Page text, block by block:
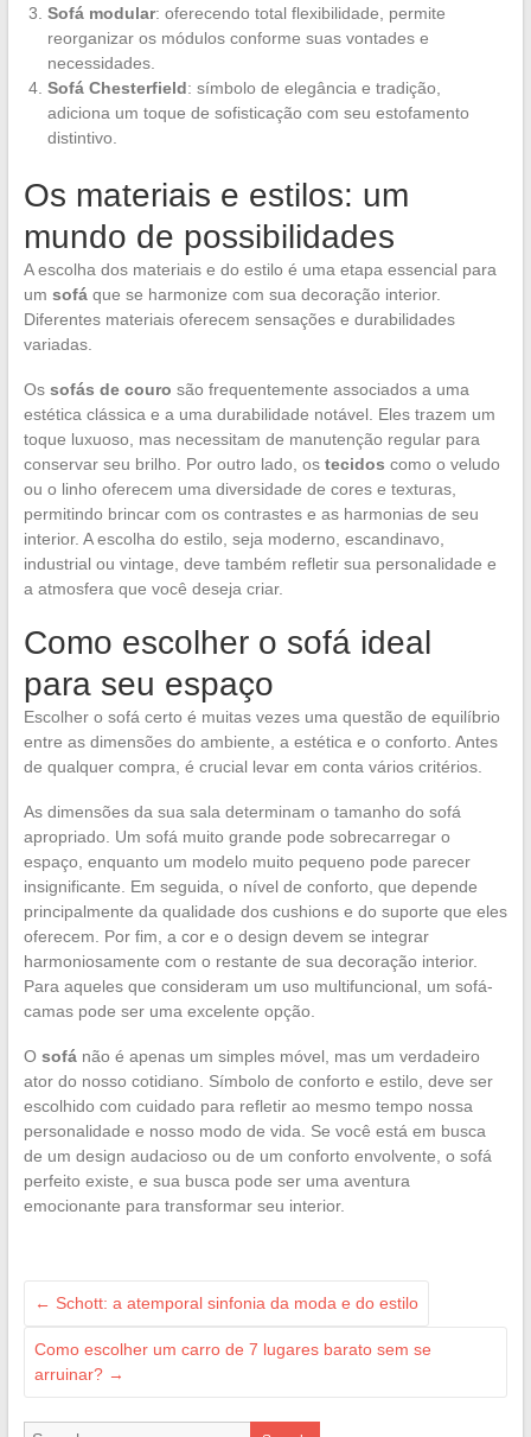
Sofá modular: oferecendo total flexibilidade, permite
reorganizar os módulos conforme suas vontades e
necessidades.
Sofá Chesterfield: símbolo de elegância e tradição,
adiciona um toque de sofisticação com seu estofamento
distintivo.
Os materiais e estilos: um
mundo de possibilidades
A escolha dos materiais e do estilo é uma etapa essencial para
um sofáque se harmonize com sua decoração interior.
Diferentes materiais oferecem sensações e durabilidades
variadas.
Os sofás de couro são frequentemente associados a uma
estética clássica e a uma durabilidade notável. Eles trazem um
toque luxuoso, mas necessitam de manutenção regular para
conservar seu brilho. Por outro lado, os tecidos como o veludo
ou o linho oferecem uma diversidade de cores e texturas,
permitindo brincar com os contrastes e as harmonias de seu
interior. A escolha do estilo, seja moderno, escandinavo,
industrial ou vintage, deve também refletir sua personalidade e
a atmosfera que você deseja criar.
Como escolher o sofá ideal
para seu espaço
Escolher o sofá certo é muitas vezes uma questão de equilíbrio
entre as dimensões do ambiente, a estética e o conforto. Antes
de qualquer compra, é crucial levar em conta vários critérios.
As dimensões da sua sala determinam o tamanho do sofá
apropriado. Um sofá muito grande pode sobrecarregar o
espaço, enquanto um modelo muito pequeno pode parecer
insignificante. Em seguida, o nível de conforto, que depende
principalmente da qualidade dos cushions e do suporte que eles
oferecem. Por fim, a cor e o design devem se integrar
harmoniosamente com o restante de sua decoração interior.
Para aqueles que consideram um uso multifuncional, um sofá-
camas pode ser uma excelente opção.
O sofánão é apenas um simples móvel, mas um verdadeiro
ator do nosso cotidiano. Símbolo de conforto e estilo, deve ser
escolhido com cuidado para refletir ao mesmo tempo nossa
personalidade e nosso modo de vida. Se você está em busca
de um design audacioso ou de um conforto envolvente, o sofá
perfeito existe, e sua busca pode ser uma aventura
emocionante para transformar seu interior.
← Schott: a atemporal sinfonia da moda e do estilo
Como escolher um carro de 7 lugares barato sem se
arruinar? →